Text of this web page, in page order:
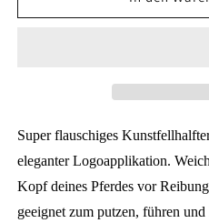
Fellhalfter
Fellhalfter
Super flauschiges
eleganter Logoapplikation.
Kopf deines Pferdes vor
geeignet zum putzen, führen